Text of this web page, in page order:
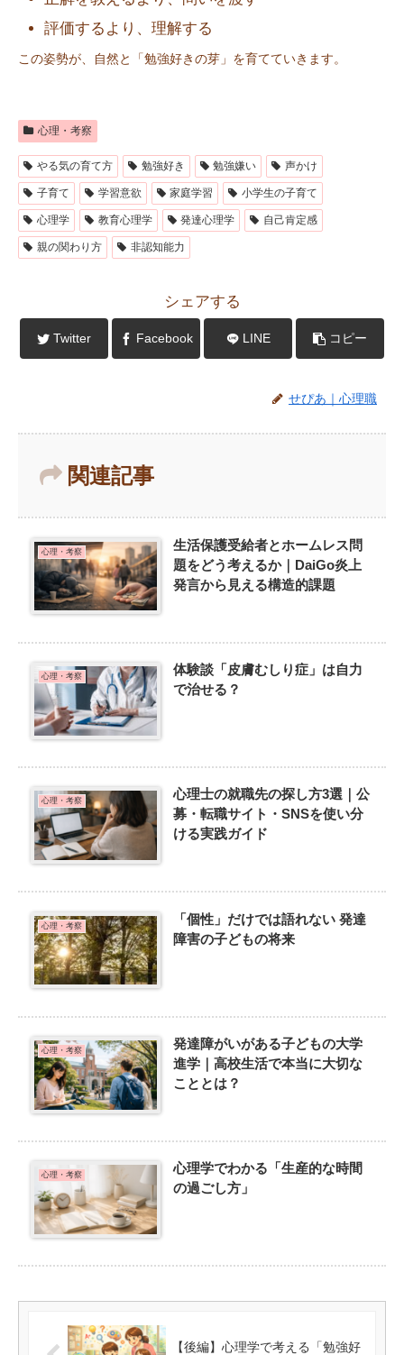
評価するより、理解する
この姿勢が、自然と「勉強好きの芽」を育てていきます。
心理・考察
やる気の育て方 勉強好き 勉強嫌い 声かけ
子育て 学習意欲 家庭学習 小学生の子育て
心理学 教育心理学 発達心理学 自己肯定感
親の関わり方 非認知能力
シェアする
Twitter Facebook LINE コピー
せぴあ｜心理職
関連記事
心理・考察
生活保護受給者とホームレス問
題をどう考えるか｜DaiGo炎上
発言から見える構造的課題
心理・考察
体験談「皮膚むしり症」は自力
で治せる？
心理・考察
心理士の就職先の探し方3選｜公
募・転職サイト・SNSを使い分
ける実践ガイド
心理・考察
「個性」だけでは語れない 発達
障害の子どもの将来
心理・考察
発達障がいがある子どもの大学
進学｜高校生活で本当に大切な
こととは？
心理・考察
心理学でわかる「生産的な時間
の過ごし方」
【後編】心理学で考える「勉強好